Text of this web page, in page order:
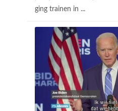
ging trainen in ...